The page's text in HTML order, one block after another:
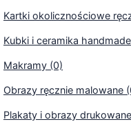
Kartki okolicznościowe
Kubki i ceramika
Makramy (0)
Obrazy ręcznie malowane
Plakaty i obrazy